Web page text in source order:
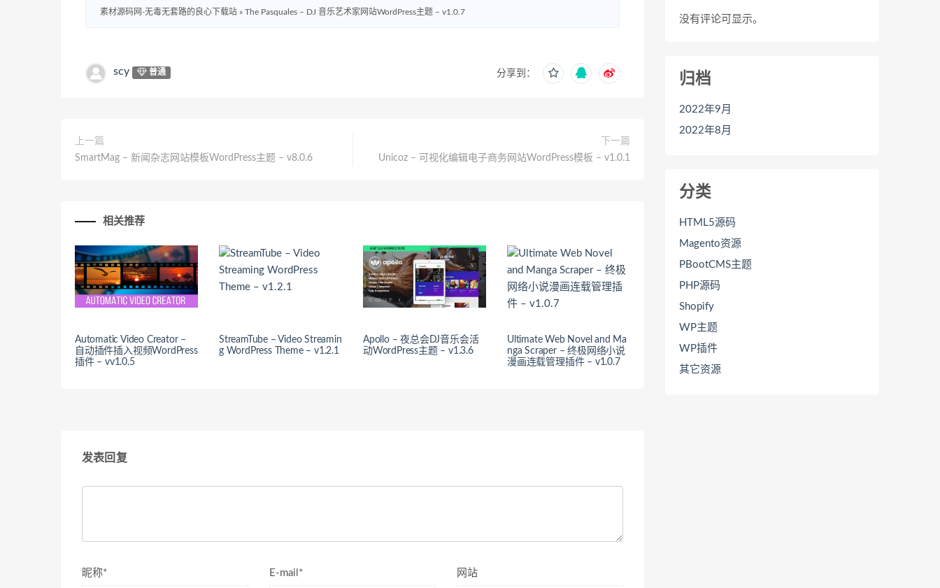
素材源码网-无毒无套路的良心下载站 » The Pasquales – DJ 音乐艺术家网站WordPress主题 – v1.0.7
scy 普通 分享到：
上一篇
SmartMag – 新闻杂志网站模板WordPress主题 – v8.0.6
下一篇
Unicoz – 可视化编辑电子商务网站WordPress模板 – v1.0.1
相关推荐
Automatic Video Creator –
自动插件插入视频WordPress
插件 – vv1.0.5
StreamTube – Video Streamin
g WordPress Theme – v1.2.1
Apollo – 夜总会DJ音乐会活
动WordPress主题 – v1.3.6
Ultimate Web Novel and Ma
nga Scraper – 终极网络小说
漫画连载管理插件 – v1.0.7
发表回复
昵称* E-mail* 网站
没有评论可显示。
归档
2022年9月
2022年8月
分类
HTML5源码
Magento资源
PBootCMS主题
PHP源码
Shopify
WP主题
WP插件
其它资源